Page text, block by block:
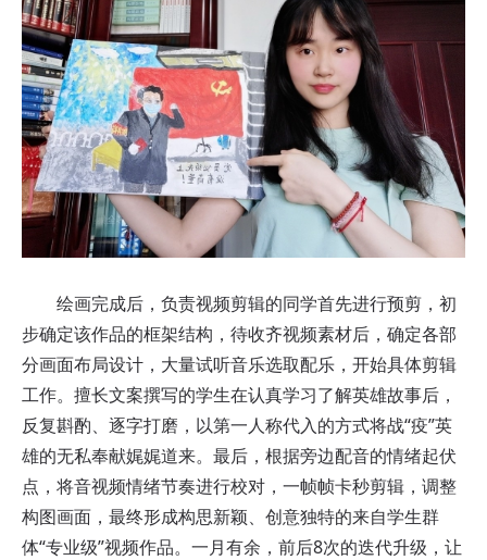
绘画完成后，负责视频剪辑的同学首先进行预剪，初
步确定该作品的框架结构，待收齐视频素材后，确定各部
分画面布局设计，大量试听音乐选取配乐，开始具体剪辑
工作。擅长文案撰写的学生在认真学习了解英雄故事后，
反复斟酌、逐字打磨，以第一人称代入的方式将战“疫”英
雄的无私奉献娓娓道来。最后，根据旁边配音的情绪起伏
点，将音视频情绪节奏进行校对，一帧帧卡秒剪辑，调整
构图画面，最终形成构思新颖、创意独特的来自学生群
体“专业级”视频作品。一月有余，前后8次的迭代升级，让